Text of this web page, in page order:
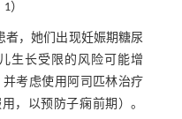
）
者，她们出现妊娠期糖尿
生长受限的风险可能增
考虑使用阿司匹林治疗
，以预防子痫前期）。